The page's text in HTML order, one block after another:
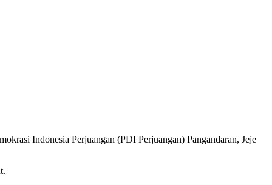
Indonesia Perjuangan (PDI Perjuangan) Pangandaran, Jeje